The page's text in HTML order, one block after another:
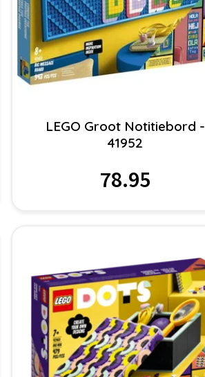
LEGO Groot Notitiebord -
41952
78.95